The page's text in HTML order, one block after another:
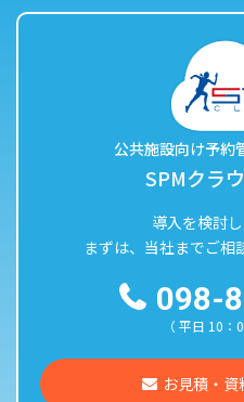
公共施設向け予約
SPMクラ
導入を検討
まずは、当社までご相
098-
（ 平日 10：
お見積・